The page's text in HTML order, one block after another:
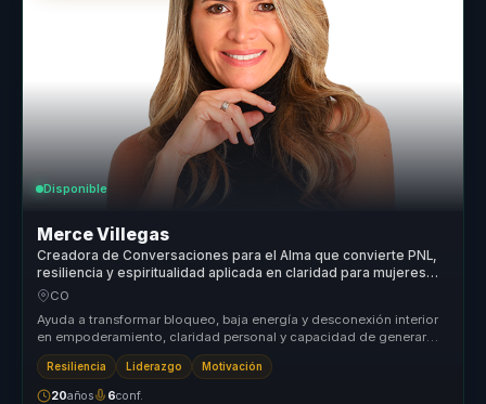
Disponible
Merce Villegas
Creadora de Conversaciones para el Alma que convierte PNL,
resiliencia y espiritualidad aplicada en claridad para mujeres
lideres.
CO
Ayuda a transformar bloqueo, baja energía y desconexión interior
en empoderamiento, claridad personal y capacidad de generar
cambios prof...
Resiliencia Liderazgo Motivación
20años 6conf.